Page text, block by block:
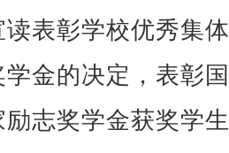
表彰学校优秀集体
金的决定，表彰国
志奖学金获奖学生